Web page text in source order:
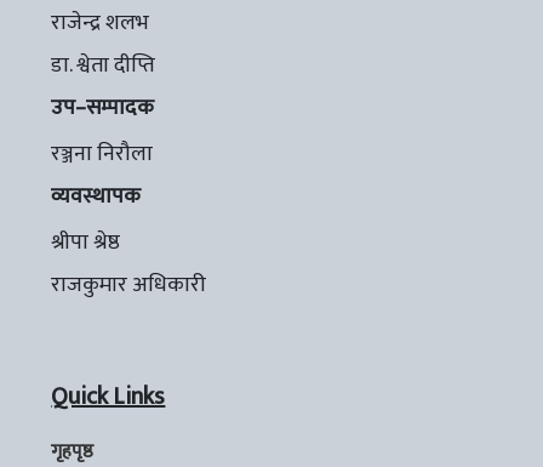
राजेन्द्र शलभ
डा. श्वेता दीप्ति
उप–सम्पादक
रञ्जना निरौला
व्यवस्थापक
श्रीपा श्रेष्ठ
राजकुमार अधिकारी
Quick Links
गृहपृष्ठ